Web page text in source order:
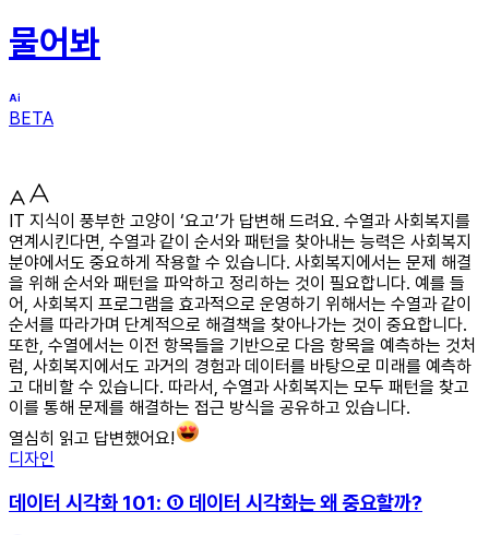
물어봐
BETA
IT 지식이 풍부한 고양이 ‘요고’가 답변해 드려요. 수열과 사회복지를
연계시킨다면, 수열과 같이 순서와 패턴을 찾아내는 능력은 사회복지
분야에서도 중요하게 작용할 수 있습니다. 사회복지에서는 문제 해결
을 위해 순서와 패턴을 파악하고 정리하는 것이 필요합니다. 예를 들
어, 사회복지 프로그램을 효과적으로 운영하기 위해서는 수열과 같이
순서를 따라가며 단계적으로 해결책을 찾아나가는 것이 중요합니다.
또한, 수열에서는 이전 항목들을 기반으로 다음 항목을 예측하는 것처
럼, 사회복지에서도 과거의 경험과 데이터를 바탕으로 미래를 예측하
고 대비할 수 있습니다. 따라서, 수열과 사회복지는 모두 패턴을 찾고
이를 통해 문제를 해결하는 접근 방식을 공유하고 있습니다.
열심히 읽고 답변했어요!
디자인
데이터 시각화 101: ① 데이터 시각화는 왜 중요할까?